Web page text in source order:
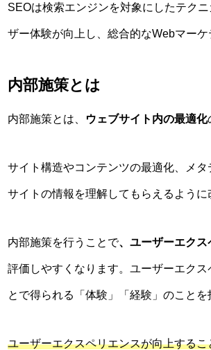
SEOは検索エンジンを対象にしたテク
ザー体験が向上し、総合的なWebマー
内部施策とは
内部施策とは、 ウェブサイト内の最適化
サイト構造やコンテンツの最適化、メ
サイトの情報を理解してもらえるように
内部施策を行うことで、ユーザーエク
評価しやすくなります。ユーザーエク
とで得られる「体験」「経験」のことを
ユーザーエクスペリエンスが向上する